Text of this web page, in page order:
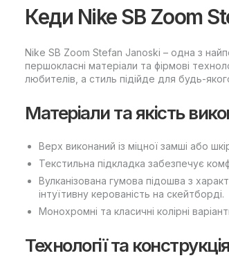
Кеди Nike SB Zoom
Nike SB Zoom Stefan Janoski – одна з
першокласні матеріали та фірмові
любителів, а стиль підійде для будь-
Матеріали та якість
Верх виконаний із міцної замші або
Текстильна підкладка забезпечує
Вулканізована гумова підошва з
інтуїтивну керованість на скейтборді.
Монохромні та класичні колірні
Технології та конструкція